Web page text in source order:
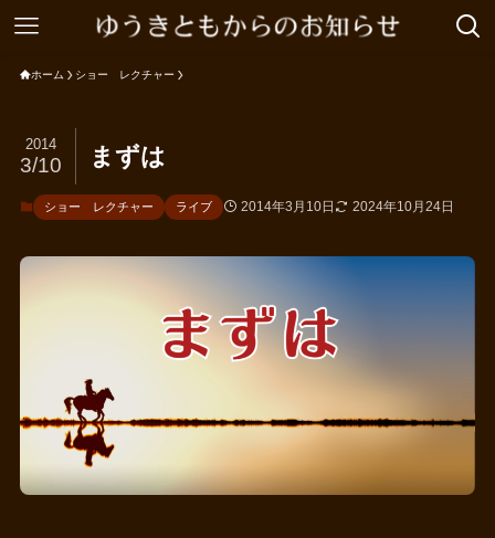
ホーム ショー レクチャー
まずは
2014
3/10
ショー レクチャー ライブ 2014年3月10日 2024年10月24日